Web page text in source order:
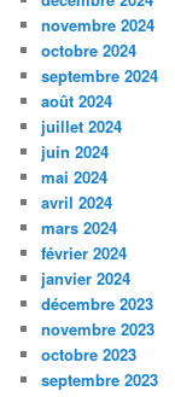
novembre 2024
octobre 2024
septembre 2024
août 2024
juillet 2024
juin 2024
mai 2024
avril 2024
mars 2024
février 2024
janvier 2024
décembre 2023
novembre 2023
octobre 2023
septembre 2023